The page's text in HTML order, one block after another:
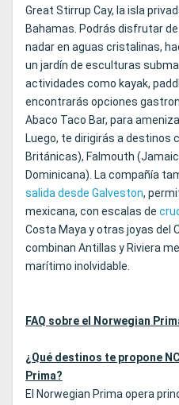
Great Stirrup Cay, la isla
Bahamas. Podrás disfrutar
nadar en aguas cristalinas,
un jardín de esculturas
actividades como kayak,
encontrarás opciones
Abaco Taco Bar, para
Luego, te dirigirás a destinos
Británicas), Falmouth
Dominicana). La compañía
salida desde Galveston,
mexicana, con escalas de
Costa Maya y otras joyas del
combinan Antillas y Riviera
marítimo inolvidable.
FAQ sobre el Norwegian
¿Qué destinos te propone
Prima?
El Norwegian Prima opera